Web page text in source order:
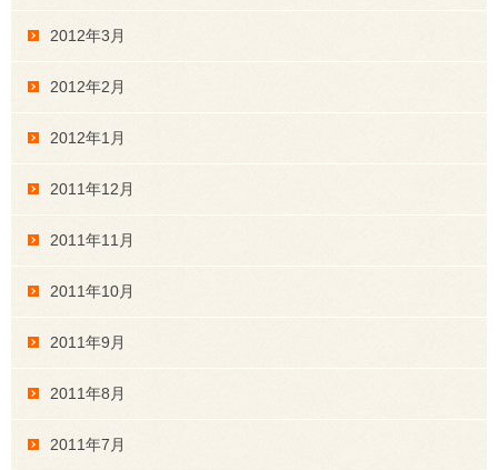
2012年3月
2012年2月
2012年1月
2011年12月
2011年11月
2011年10月
2011年9月
2011年8月
2011年7月